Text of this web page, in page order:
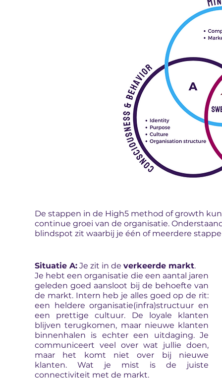
De stappen in de High5 method of growth
continue groei van de organisatie.
blindspot zit waarbij je één of meerdere
Situatie A: Je zit in de verkeerde markt.
Je hebt een organisatie die een aantal jaren
geleden goed aansloot bij de behoefte van
de markt. Intern heb je alles goed op de rit:
een heldere organisatie(infra)structuur en
een prettige cultuur. De loyale klanten
blijven terugkomen, maar nieuwe klanten
binnenhalen is echter een uitdaging. Je
communiceert veel over wat jullie doen,
maar het komt niet over bij nieuwe
klanten. Wat je mist is de juiste
connectiviteit met de markt.